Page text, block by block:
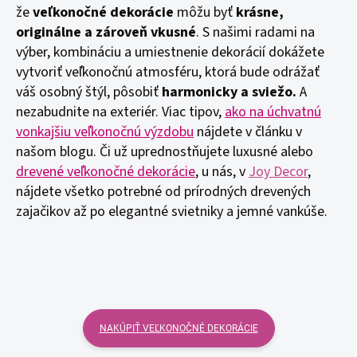
ževeľkonočné dekorácie môžu byť krásne,
originálne a zároveň vkusné. S našimi radami na
výber, kombináciu a umiestnenie dekorácií dokážete
vytvoriť veľkonočnú atmosféru, ktorá bude odrážať
váš osobný štýl, pôsobiť harmonicky a sviežo. A
nezabudnite na exteriér. Viac tipov,ako na úchvatnú
vonkajšiu veľkonočnú výzdobu nájdete v článku v
našom blogu. Či už uprednostňujete luxusné alebo
drevené veľkonočné dekorácie, u nás, vJoy Decor,
nájdete všetko potrebné od prírodných drevených
zajačikov až po elegantné svietniky a jemné vankúše.
NAKÚPIŤ VEĽKONOČNÉ DEKORÁCIE